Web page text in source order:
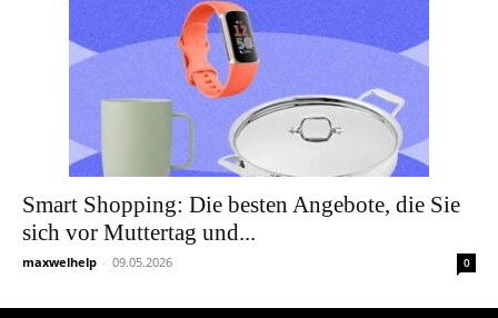
Smart Shopping: Die besten Angebote, die Sie
sich vor Muttertag und...
maxwelhelp - 09.05.2026 0